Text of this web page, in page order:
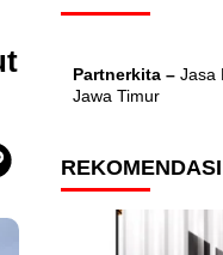
Partnerkita – Jasa
Jawa Timur
REKOMENDASI